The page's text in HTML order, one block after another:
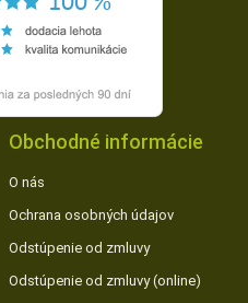
Obchodné informácie
O nás
Ochrana osobných údajov
Odstúpenie od zmluvy
Odstúpenie od zmluvy (online)